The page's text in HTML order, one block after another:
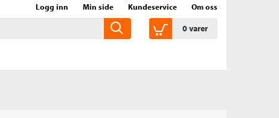
Logg inn Min side Kundeservice Om oss
0varer